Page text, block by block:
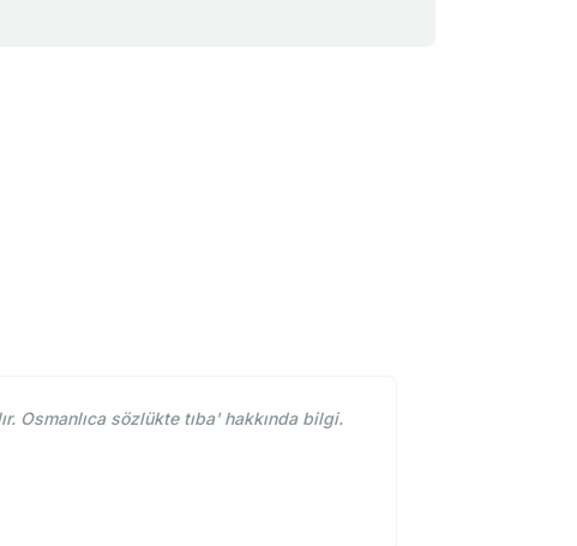
Osmanlıca sözlükte tıba' hakkında bilgi.